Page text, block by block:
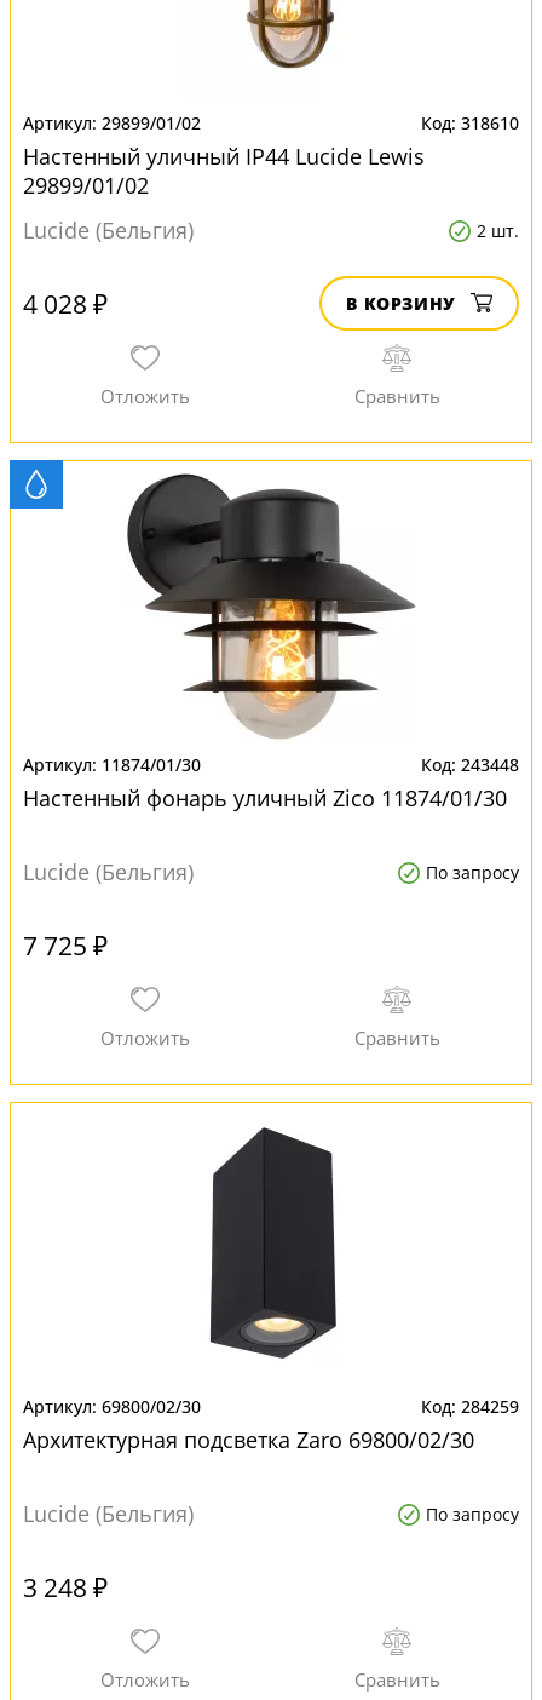
29899/01/02 318610
Настенный уличный IP44 Lucide Lewis
29899/01/02
Lucide (Бельгия)
2 шт.
4 028 ₽ В КОРЗИНУ
11874/01/30 243448
Настенный фонарь уличный Zico 11874/01/30
Lucide (Бельгия) По запросу
7 725 ₽
69800/02/30 284259
Архитектурная подсветка Zaro 69800/02/30
Lucide (Бельгия) По запросу
3 248 ₽